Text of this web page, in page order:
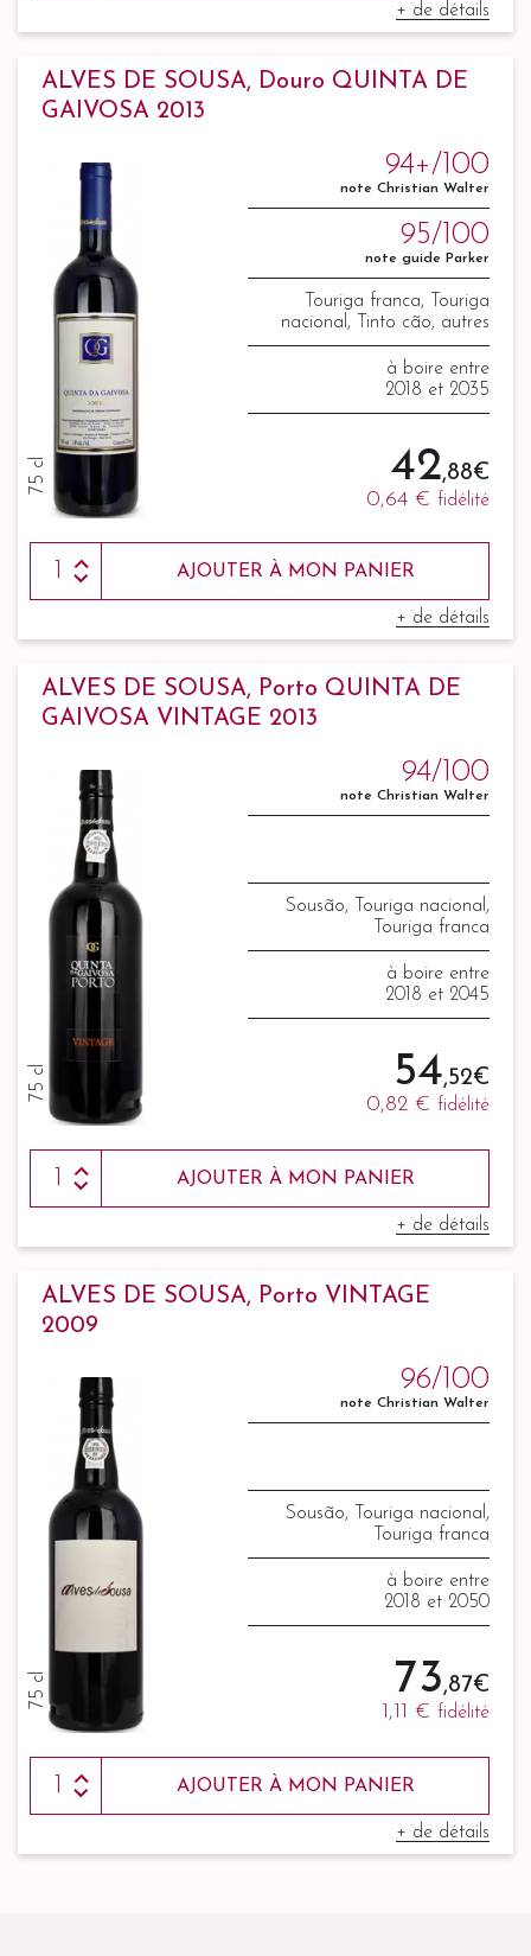
+ de détails
ALVES DE SOUSA, Douro QUINTA DE
GAIVOSA 2013
75 cl
94+/100
note Christian Walter
95/100
note guide Parker
Touriga franca, Touriga
nacional, Tinto cão, autres
à boire entre
2018 et 2035
42,88 €
0,64 € fidélité
AJOUTER À MON PANIER
+ de détails
ALVES DE SOUSA, Porto QUINTA DE
GAIVOSA VINTAGE 2013
75 cl
94/100
note Christian Walter
Sousão, Touriga nacional,
Touriga franca
à boire entre
2018 et 2045
54,52 €
0,82 € fidélité
AJOUTER À MON PANIER
+ de détails
ALVES DE SOUSA, Porto VINTAGE
2009
75 cl
96/100
note Christian Walter
Sousão, Touriga nacional,
Touriga franca
à boire entre
2018 et 2050
73,87 €
1,11 € fidélité
AJOUTER À MON PANIER
+ de détails